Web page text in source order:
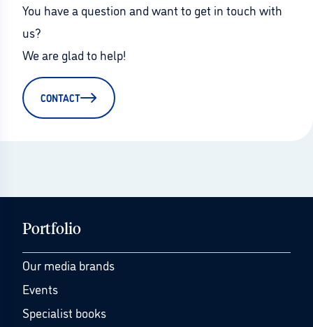
You have a question and want to get in touch with
us?
We are glad to help!
CONTACT
Portfolio
Our media brands
Events
Specialist books